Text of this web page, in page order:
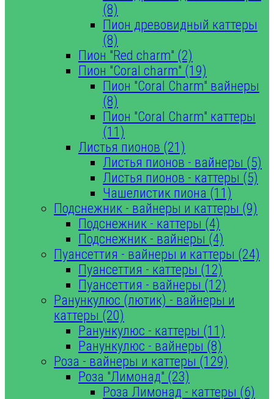
(8)
Пион древовидный каттеры
(8)
Пион "Red charm" (2)
Пион "Coral charm" (19)
Пион "Coral Charm" вайнеры
(8)
Пион "Coral Charm" каттеры
(11)
Листья пионов (21)
Листья пионов - вайнеры (5)
Листья пионов - каттеры (5)
Чашелистик пиона (11)
Подснежник - вайнеры и каттеры (9)
Подснежник - каттеры (4)
Подснежник - вайнеры (4)
Пуансеттия - вайнеры и каттеры (24)
Пуансеттия - каттеры (12)
Пуансеттия - вайнеры (12)
Ранункулюс (лютик) - вайнеры и
каттеры (20)
Ранункулюс - каттеры (11)
Ранункулюс - вайнеры (8)
Роза - вайнеры и каттеры (129)
Роза "Лимонад" (23)
Роза Лимонад - каттеры (6)